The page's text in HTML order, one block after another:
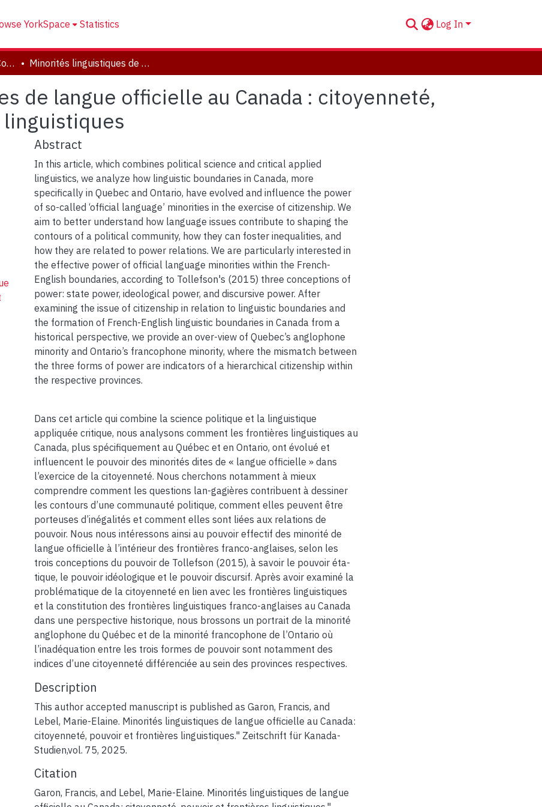
YorkSpace Statistics Log In
Department of Global Communication and Cultures Minorités linguistiques de langue officielle au Canada : citoyenneté, pouvoir et frontières linguistiques
de langue officielle au Canada : citoyenneté,
Abstract
In this article, which combines political science and critical applied
linguistics, we analyze how linguistic boundaries in Canada, more
specifically in Quebec and Ontario, have evolved and influence the power
of so-called ‘official language’ minorities in the exercise of citizenship. We
aim to better understand how language issues contribute to shaping the
contours of a political community, how they can foster inequalities, and
how they are related to power relations. We are particularly interested in
the effective power of official language minorities within the French-
English boundaries, according to Tollefson's (2015) three conceptions of
power: state power, ideological power, and discursive power. After
examining the issue of citizenship in relation to linguistic boundaries and
the formation of French-English linguistic boundaries in Canada from a
historical perspective, we provide an over-view of Quebec’s anglophone
minority and Ontario’s francophone minority, where the mismatch between
the three forms of power are indicators of a hierarchical citizenship within
the respective provinces.
Dans cet article qui combine la science politique et la linguistique
appliquée critique, nous analysons comment les frontières linguistiques au
Canada, plus spécifiquement au Québec et en Ontario, ont évolué et
influencent le pouvoir des minorités dites de « langue officielle » dans
l’exercice de la citoyenneté. Nous cherchons notamment à mieux
comprendre comment les questions lan-gagières contribuent à dessiner
les contours d’une communauté politique, comment elles peuvent être
porteuses d’inégalités et comment elles sont liées aux relations de
pouvoir. Nous nous intéressons ainsi au pouvoir effectif des minorité de
langue officielle à l’intérieur des frontières franco-anglaises, selon les
trois conceptions du pouvoir de Tollefson (2015), à savoir le pouvoir éta-
tique, le pouvoir idéologique et le pouvoir discursif. Après avoir examiné la
problématique de la citoyenneté en lien avec les frontières linguistiques
et la constitution des frontières linguistiques franco-anglaises au Canada
dans une perspective historique, nous brossons un portrait de la minorité
anglophone du Québec et de la minorité francophone de l’Ontario où
l’inadéquation entre les trois formes de pouvoir sont notamment des
indices d’une citoyenneté différenciée au sein des provinces respectives.
Description
This author accepted manuscript is published as Garon, Francis, and
Lebel, Marie-Elaine. Minorités linguistiques de langue officielle au Canada:
citoyenneté, pouvoir et frontières linguistiques." Zeitschrift für Kanada-
Studien,vol. 75, 2025.
Citation
Garon, Francis, and Lebel, Marie-Elaine. Minorités linguistiques de langue